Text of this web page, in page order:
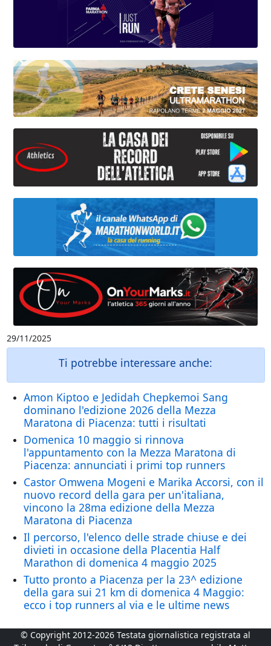
29/11/2025
Ti potrebbe interessare anche:
Amon Kiptoo e Jedidah Chepkemoi Sang
dominano l'edizione 2026 della Mezza
Maratona di Piacenza: tutti i risultati
Domenica 10 maggio si rinnova
l'appuntamento con la Mezza Maratona di
Piacenza: annunciati i primi top runners
Castor Omwena Mogeni e Marika Accorsi, con il
nuovo record della gara per un'italiana,
vincono la 28ma edizione della Mezza
Maratona di Piacenza
Il percorso, l'elenco delle strade chiuse e dei
divieti in occasione della Placentia Half
Marathon di domenica 4 maggio 2025
Tutto pronto a Piacenza per la 23^ edizione
della gara sui 21 km di domenica 4 Maggio:
ecco i top runners al via e le ultime news
© Copyright 2012-2026 Testata giornalistica registrata al